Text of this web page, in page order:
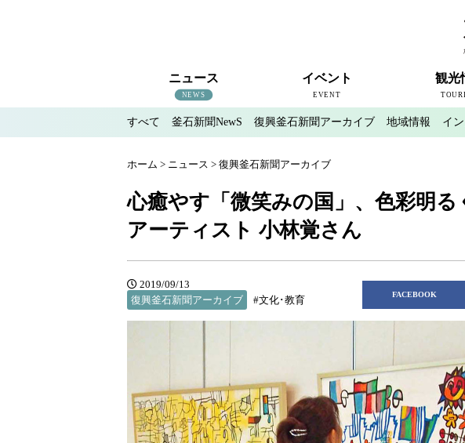
ニュース
NEWS
すべて
釜石新聞NewS
復興釜石新聞アーカイブ
地域情報
インタビュー
イベント
EVENT
釜石のイベント情報
観光
近代製鉄発祥の
観光スポット
宿泊情報
釜石情報交流セ
魚河岸テラス
うのすまい・ト
根浜シーサイド
SL銀河
三陸鉄道
すべて 釜石新聞NewS 復興釜石新聞アーカイブ 地域情報 イ
ホーム > ニュース > 復興釜石新聞アーカイブ
心癒やす「微笑みの国」、色彩明
アーティスト 小林覚さん
2019/09/13
復興釜石新聞アーカイブ
#文化･教育 FACEBOOK